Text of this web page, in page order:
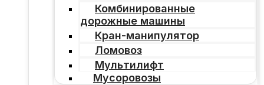
Комбинированные
дорожные машины
Кран-манипулятор
Ломовоз
Мультилифт
Мусоровозы